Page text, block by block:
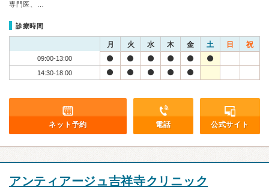
専門医、…
診療時間
月 火 水 木 金 土 日 祝
09:00-13:00
14:30-18:00
ネット予約 電話 公式サイト
アンティアージュ吉祥寺クリニック